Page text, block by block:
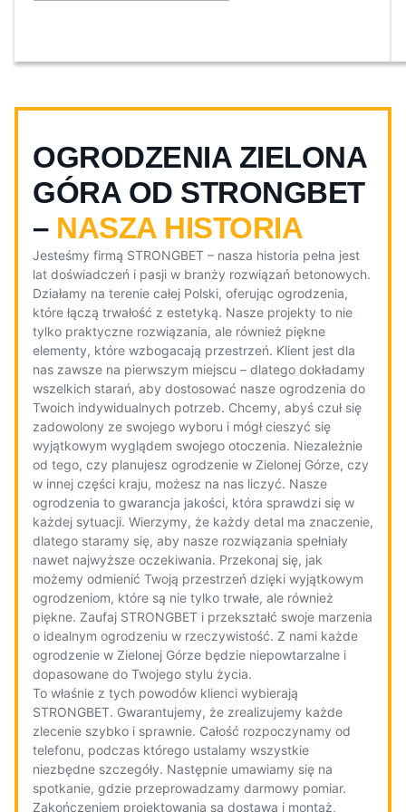
OGRODZENIA ZIELONA
GÓRA OD STRONGBET
– NASZA HISTORIA
Jesteśmy firmą STRONGBET – nasza historia pełna jest
lat doświadczeń i pasji w branży rozwiązań betonowych.
Działamy na terenie całej Polski, oferując ogrodzenia,
które łączą trwałość z estetyką. Nasze projekty to nie
tylko praktyczne rozwiązania, ale również piękne
elementy, które wzbogacają przestrzeń. Klient jest dla
nas zawsze na pierwszym miejscu – dlatego dokładamy
wszelkich starań, aby dostosować nasze ogrodzenia do
Twoich indywidualnych potrzeb. Chcemy, abyś czuł się
zadowolony ze swojego wyboru i mógł cieszyć się
wyjątkowym wyglądem swojego otoczenia. Niezależnie
od tego, czy planujesz ogrodzenie w Zielonej Górze, czy
w innej części kraju, możesz na nas liczyć. Nasze
ogrodzenia to gwarancja jakości, która sprawdzi się w
każdej sytuacji. Wierzymy, że każdy detal ma znaczenie,
dlatego staramy się, aby nasze rozwiązania spełniały
nawet najwyższe oczekiwania. Przekonaj się, jak
możemy odmienić Twoją przestrzeń dzięki wyjątkowym
ogrodzeniom, które są nie tylko trwałe, ale również
piękne. Zaufaj STRONGBET i przekształć swoje marzenia
o idealnym ogrodzeniu w rzeczywistość. Z nami każde
ogrodzenie w Zielonej Górze będzie niepowtarzalne i
dopasowane do Twojego stylu życia.
To właśnie z tych powodów klienci wybierają
STRONGBET. Gwarantujemy, że zrealizujemy każde
zlecenie szybko i sprawnie. Całość rozpoczynamy od
telefonu, podczas którego ustalamy wszystkie
niezbędne szczegóły. Następnie umawiamy się na
spotkanie, gdzie przeprowadzamy darmowy pomiar.
Zakończeniem projektowania są dostawa i montaż,